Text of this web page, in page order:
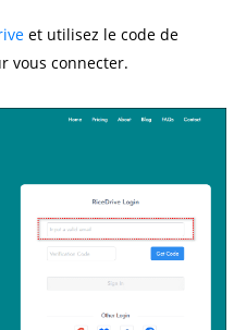
et utilisez le code de
vous connecter.